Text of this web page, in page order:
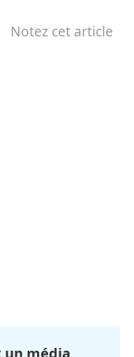
Notez cet article
un média